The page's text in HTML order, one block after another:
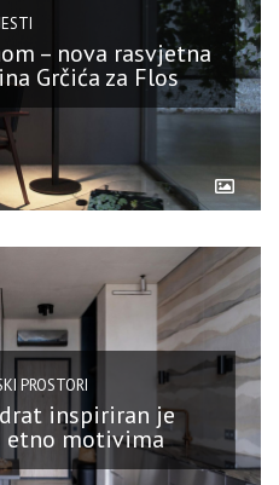
– nova rasvjetna
Grčića za Flos
PROSTORI
inspiriran je
etno motivima